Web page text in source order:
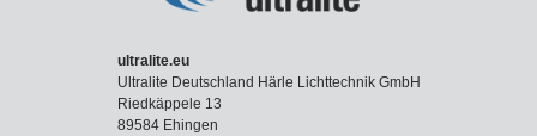
ultralite.eu
Ultralite Deutschland Härle Lichttechnik GmbH
Riedkäppele 13
89584 Ehingen